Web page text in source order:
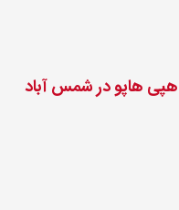
هاپو در شمس آباد